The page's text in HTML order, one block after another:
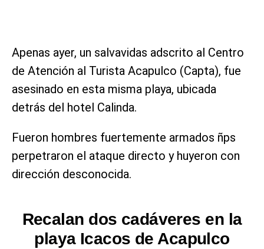
Apenas ayer, un salvavidas adscrito al Centro
de Atención al Turista Acapulco (Capta), fue
asesinado en esta misma playa, ubicada
detrás del hotel Calinda.
Fueron hombres fuertemente armados ñps
perpetraron el ataque directo y huyeron con
dirección desconocida.
Recalan dos cadáveres en la
playa Icacos de Acapulco